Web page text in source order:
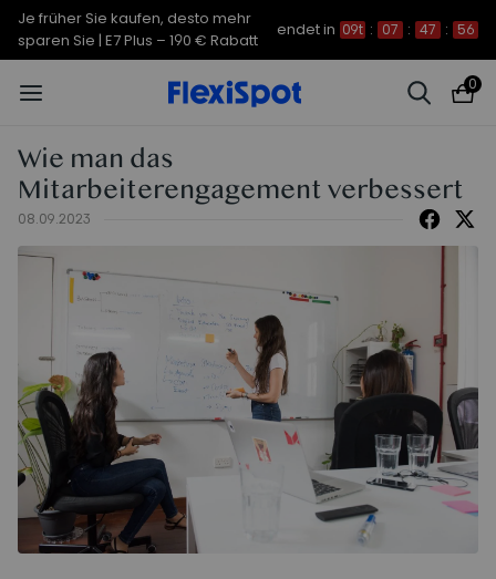
Je früher Sie kaufen, desto mehr
sparen Sie | C7 Morpher – 290 €
Rabatt
endet in 09t : 07 : 47 : 55
0
Wie man das
Mitarbeiterengagement verbessert
08.09.2023